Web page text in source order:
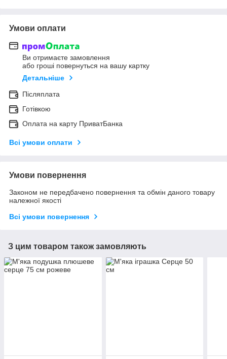
Умови оплати
Ви отримаєте замовлення
або гроші повернуться на вашу картку
Детальніше
Післяплата
Готівкою
Оплата на карту ПриватБанка
Всі умови оплати
Умови повернення
Законом не передбачено повернення та обмін даного товару
належної якості
Всі умови повернення
З цим товаром також замовляють